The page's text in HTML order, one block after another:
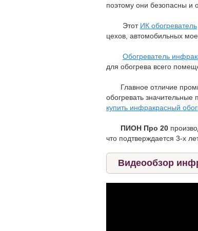
поэтому они безопасны и
Этот ИК обогреватель
цехов, автомобильных
Обогреватель
для обогрева всего
Главное отличие
обогревать
купить инфракрасный
ПИОН Про 20
что подтверждается 3-х
Видеообзор